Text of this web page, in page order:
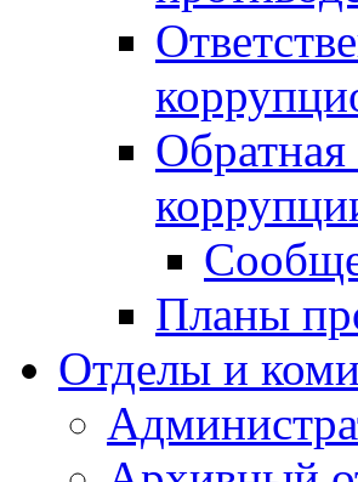
Планы
Отделы и